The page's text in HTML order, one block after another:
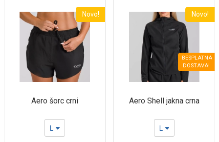
Novo!
Aero šorc crni
L
BESPLATNA
DOSTAVA!
Novo!
Aero Shell jakna crna
L